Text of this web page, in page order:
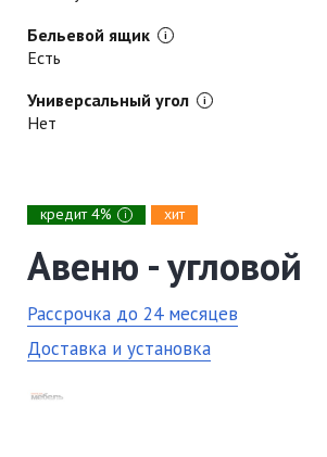
Бельевой ящик
Есть
Универсальный угол
Нет
кредит 4% i хит
Авеню - угловой
Рассрочка до 24 месяцев
Доставка и установка